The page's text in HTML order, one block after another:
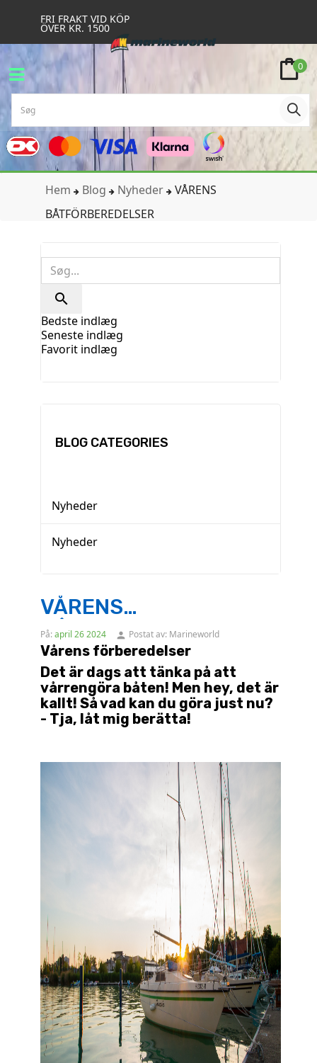
FRI FRAKT VID KÖP
ÖVER KR. 1500
0
Hem Blog Nyheder
VÅRENS
BÅTFÖRBEREDELSER

Bedste indlæg
Seneste indlæg
Favorit indlæg
BLOG CATEGORIES
Nyheder
Nyheder
VÅRENS
BÅTFÖRBEREDELSER
På:april 262024 person Postat av: Marineworld
Vårens förberedelser
Det är dags att tänka på att
vårrengöra båten! Men hey, det är
kallt! Så vad kan du göra just nu?
- Tja, låt mig berätta!